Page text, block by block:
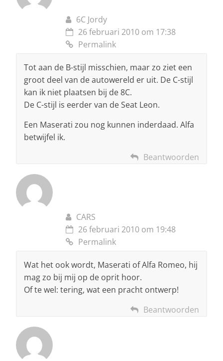
6C Jordy
26 februari 2010 om 17:38
Permalink
Tot aan de B-stijl misschien, maar zo ziet een
groot deel van de autowereld er uit. De C-stijl
kan ik niet plaatsen bij de 8C.
De C-stijl is eerder van de Seat Leon.
Een Maserati zou nog kunnen inderdaad. Alfa
betwijfel ik.
Beantwoorden
CARS
26 februari 2010 om 19:48
Permalink
Wat het ook wordt, Maserati of Alfa Romeo, hij
mag zo bij mij op de oprit hoor.
Of te wel: tering, wat een pracht ontwerp!
Beantwoorden